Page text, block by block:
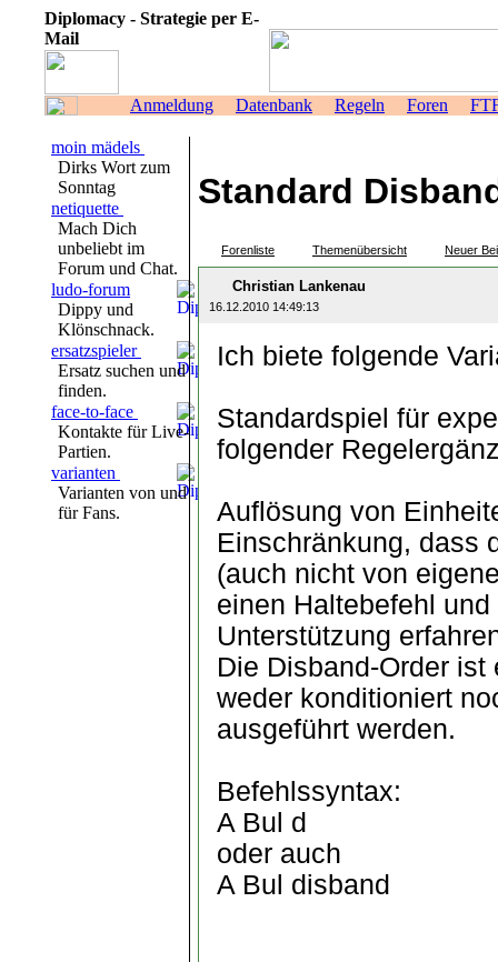
Diplomacy - Strategie per E-
Mail
Anmeldung Datenbank Regeln Foren
moin mädels
Dirks Wort zum
Sonntag
netiquette
Mach Dich
unbeliebt im
Forum und Chat.
ludo-forum
Dippy und
Klönschnack.
ersatzspieler
Ersatz suchen und
finden.
face-to-face
Kontakte für Live-
Partien.
varianten
Varianten von und
für Fans.
Standard
Forenliste Themenübersicht Neuer
Christian Lankenau
16.12.2010 14:49:13
Ich biete folgende
Standardspiel für
folgender
Auflösung von
Einschränkung, dass
(auch nicht von
einen Haltebefehl
Unterstützung
Die Disband-Order
weder konditioniert
ausgeführt werden.
Befehlssyntax:
A Bul d
oder auch
A Bul disband